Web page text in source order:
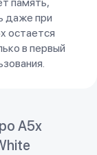
даже при
остается
в первый
A5x